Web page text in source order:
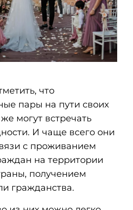
что
пары на пути своих
могут встречать
И чаще всего они
с проживанием
на территории
получением
гражданства.